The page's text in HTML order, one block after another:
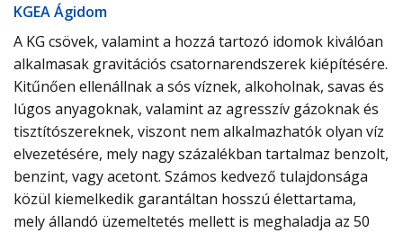
KGEA Ágidom
A KG csövek, valamint a hozzá tartozó idomok kiválóan
alkalmasak gravitációs csatornarendszerek kiépítésére.
Kitűnően ellenállnak a sós víznek, alkoholnak, savas és
lúgos anyagoknak, valamint az agresszív gázoknak és
tisztítószereknek, viszont nem alkalmazhatók olyan víz
elvezetésére, mely nagy százalékban tartalmaz benzolt,
benzint, vagy acetont. Számos kedvező tulajdonsága
közül kiemelkedik garantáltan hosszú élettartama,
mely állandó üzemeltetés mellett is meghaladja az 50